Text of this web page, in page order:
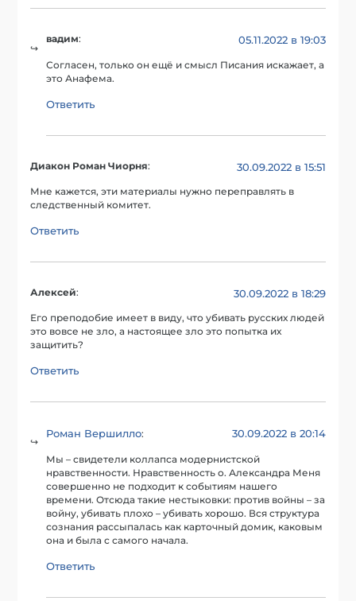
вадим: 05.11.2022 в 19:03
Согласен, только он ещё и смысл Писания искажает, а
это Анафема.
Ответить
Диакон Роман Чиорня: 30.09.2022 в 15:51
Мне кажется, эти материалы нужно переправлять в
следственный комитет.
Ответить
Алексей: 30.09.2022 в 18:29
Его преподобие имеет в виду, что убивать русских людей
это вовсе не зло, а настоящее зло это попытка их
защитить?
Ответить
Роман Вершилло: 30.09.2022 в 20:14
Мы – свидетели коллапса модернистской
нравственности. Нравственность о. Александра Меня
совершенно не подходит к событиям нашего
времени. Отсюда такие нестыковки: против войны – за
войну, убивать плохо – убивать хорошо. Вся структура
сознания рассыпалась как карточный домик, каковым
она и была с самого начала.
Ответить